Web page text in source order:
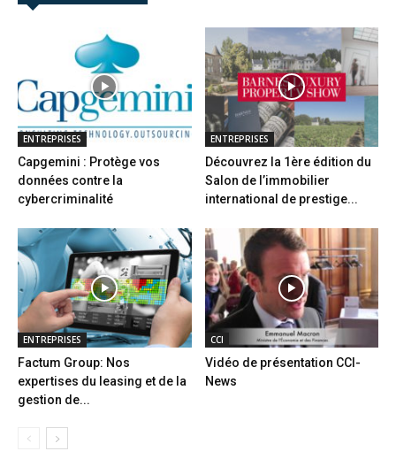
ENTREPRISES
Capgemini : Protège vos
données contre la
cybercriminalité
ENTREPRISES
Découvrez la 1ère édition du
Salon de l’immobilier
international de prestige...
ENTREPRISES
Factum Group: Nos
expertises du leasing et de la
gestion de...
CCI
Vidéo de présentation CCI-
News